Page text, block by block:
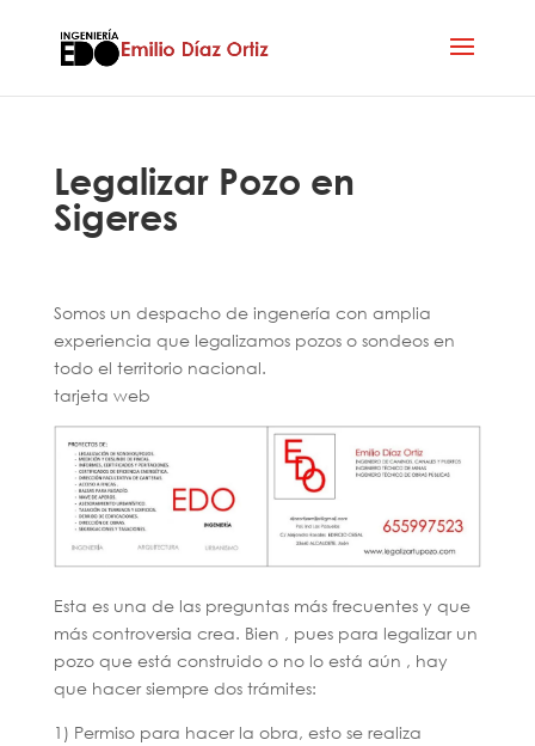
Legalizar Pozo en
Sigeres
Somos un despacho de ingenería con amplia
experiencia que legalizamos pozos o sondeos en
todo el territorio nacional.
tarjeta web
Esta es una de las preguntas más frecuentes y que
más controversia crea. Bien , pues para legalizar un
pozo que está construido o no lo está aún , hay
que hacer siempre dos trámites:
1) Permiso para hacer la obra, esto se realiza